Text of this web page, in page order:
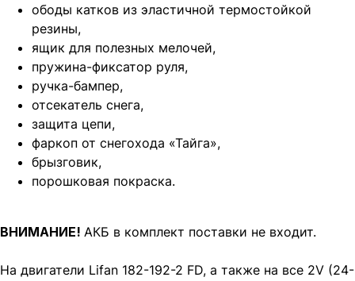
ободы катков из эластичной термостойкой
резины,
ящик для полезных мелочей,
пружина-фиксатор руля,
ручка-бампер,
отсекатель снега,
защита цепи,
фаркоп от снегохода «Тайга»,
брызговик,
порошковая покраска.
ВНИМАНИЕ! АКБ в комплект поставки не входит.
На двигатели Lifan 182-192-2 FD, а также на все 2V (24-